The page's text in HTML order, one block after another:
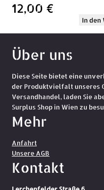
12,00 €
In den
Über uns
Diese Seite bietet eine
der Produktvielfalt unseres
Versandhandel, laden Sie
Surplus Shop in Wien zu
Mehr
Anfahrt
Unsere AGB
Kontakt